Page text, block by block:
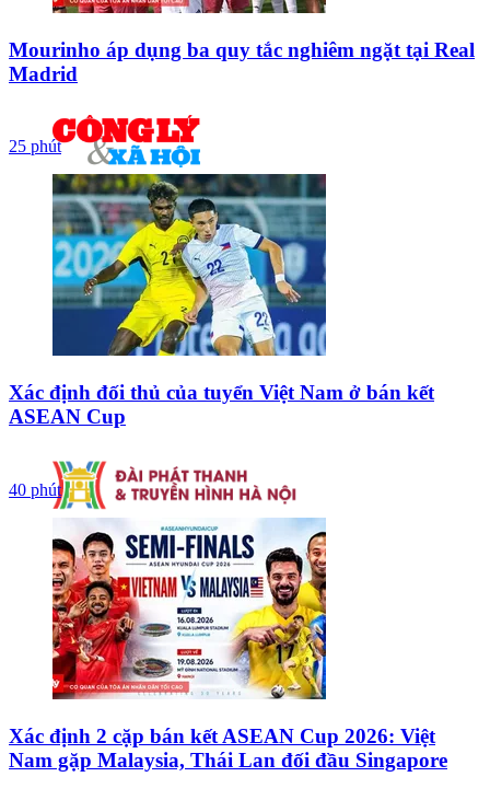
Mourinho áp dụng ba quy tắc nghiêm ngặt tại Real
Madrid
25 phút
Xác định đối thủ của tuyển Việt Nam ở bán kết
ASEAN Cup
40 phút
Xác định 2 cặp bán kết ASEAN Cup 2026: Việt
Nam gặp Malaysia, Thái Lan đối đầu Singapore